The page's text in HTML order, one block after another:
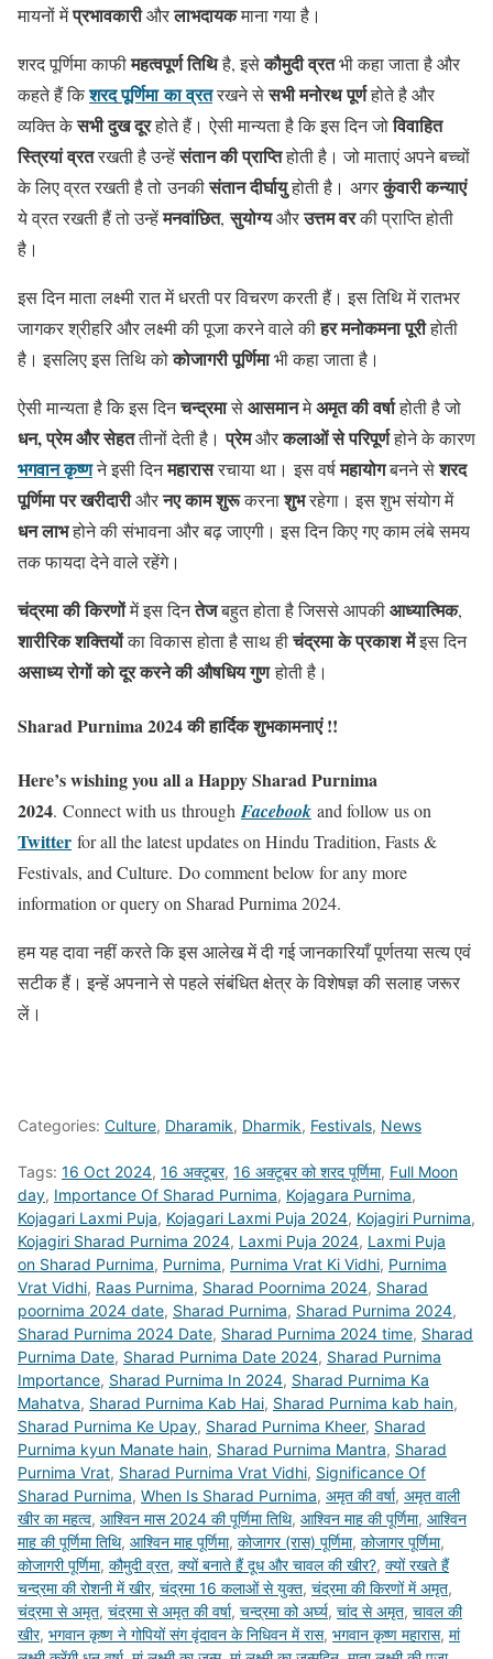
मायनों मेंप्रभावकारीऔरलाभदायकमाना गया है।
शरद पूर्णिमा काफीमहत्वपूर्ण तिथिहै, इसेकौमुदी व्रतभी कहा जाता है और
कहते हैं किशरद पूर्णिमा का व्रतरखने सेसभी मनोरथ पूर्णहोते है और
व्यक्ति केसभी दुख दूरहोते हैं। ऐसी मान्यता है कि इस दिन जोविवाहित
स्त्रियां व्रतरखती है उन्हेंसंतान की प्राप्तिहोती है। जो माताएं अपने बच्चों
के लिए व्रत रखती है तो उनकीसंतान दीर्घायुहोती है। अगरकुंवारी कन्याएं
ये व्रत रखती हैं तो उन्हेंमनवांछित,सुयोग्यऔरउत्तम वरकी प्राप्ति होती
है।
इस दिन माता लक्ष्मी रात में धरती पर विचरण करती हैं। इस तिथि में रातभर
जागकर श्रीहरि और लक्ष्मी की पूजा करने वाले कीहर मनोकमना पूरीहोती
है। इसलिए इस तिथि कोकोजागरी पूर्णिमाभी कहा जाता है।
ऐसी मान्यता है कि इस दिनचन्द्रमासेआसमानमेअमृत की वर्षाहोती है जो
धन, प्रेम और सेहततीनों देती है। प्रेमऔरकलाओं से परिपूर्णहोने के कारण
भगवान कृष्णने इसी दिनमहारासरचाया था। इस वर्षमहायोगबनने सेशरद
पूर्णिमा पर खरीदारीऔरनए काम शुरूकरनाशुभरहेगा। इस शुभ संयोग में
धन लाभहोने की संभावना और बढ़ जाएगी। इस दिन किए गए काम लंबे समय
तक फायदा देने वाले रहेंगे।
चंद्रमा की किरणोंमें इस दिनतेजबहुत होता है जिससे आपकीआध्यात्मिक,
शारीरिकशक्तियोंका विकास होता है साथ हीचंद्रमा के प्रकाश मेंइस दिन
असाध्य रोगों को दूर करने की औषधिय गुणहोती है।
Sharad Purnima 2024 की हार्दिक शुभकामनाएं !!
Here’s wishing you all a Happy Sharad Purnima
2024. Connect with us through Facebook and follow us on
Twitter for all the latest updates on Hindu Tradition, Fasts &
Festivals, and Culture. Do comment below for any more
information or query on Sharad Purnima 2024.
हम यह दावा नहीं करते कि इस आलेख में दी गई जानकारियाँ पूर्णतया सत्य एवं
सटीक हैं। इन्हें अपनाने से पहले संबंधित क्षेत्र के विशेषज्ञ की सलाह जरूर
लें।
Categories: Culture, Dharamik, Dharmik, Festivals, News
Tags: 16 Oct 2024, 16 अक्टूबर, 16 अक्टूबर को शरद पूर्णिमा, Full Moon
day, Importance Of Sharad Purnima, Kojagara Purnima,
Kojagari Laxmi Puja, Kojagari Laxmi Puja 2024, Kojagiri Purnima,
Kojagiri Sharad Purnima 2024, Laxmi Puja 2024, Laxmi Puja
on Sharad Purnima, Purnima, Purnima Vrat Ki Vidhi, Purnima
Vrat Vidhi, Raas Purnima, Sharad Poornima 2024, Sharad
poornima 2024 date, Sharad Purnima, Sharad Purnima 2024,
Sharad Purnima 2024 Date, Sharad Purnima 2024 time, Sharad
Purnima Date, Sharad Purnima Date 2024, Sharad Purnima
Importance, Sharad Purnima In 2024, Sharad Purnima Ka
Mahatva, Sharad Purnima Kab Hai, Sharad Purnima kab hain,
Sharad Purnima Ke Upay, Sharad Purnima Kheer, Sharad
Purnima kyun Manate hain, Sharad Purnima Mantra, Sharad
Purnima Vrat, Sharad Purnima Vrat Vidhi, Significance Of
Sharad Purnima, When Is Sharad Purnima, अमृत की वर्षा, अमृत वाली
खीर का महत्‍व, आश्विन मास 2024 की पूर्णिमा तिथि, आश्विन माह की पूर्णिमा, आश्विन
माह की पूर्णिमा तिथि, आश्विन माह पूर्णिमा, कोजागर (रास) पूर्णिमा, कोजागर पूर्णिमा,
कोजागरी पूर्णिमा, कौमुदी व्रत, क्‍यों बनाते हैं दूध और चावल की खीर?, क्यों रखते हैं
चन्द्रमा की रोशनी में खीर, चंद्रमा 16 कलाओं से युक्‍त, चंद्रमा की किरणों में अमृत,
चंद्रमा से अमृत, चंद्रमा से अमृत की वर्षा, चन्द्रमा को अर्घ्य, चांद से अमृत, चावल की
खीर, भगवान कृष्ण ने गोपियों संग वृंदावन के निधिवन में रास, भगवान कृष्ण महारास, मां